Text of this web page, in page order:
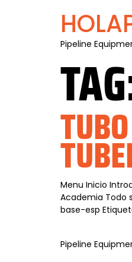
Pipeline
Menu Inicio
Academia Todo
base-esp
Pipeline